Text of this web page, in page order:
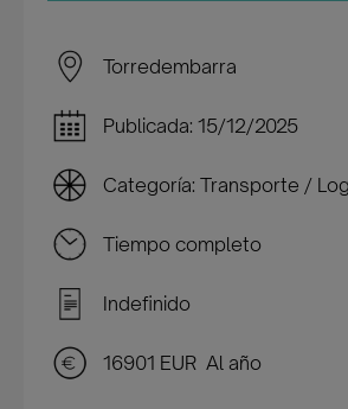
Torredembarra
Publicada: 15/12/2025
Categoría: Transporte /
Tiempo completo
Indefinido
16901 EUR Al año